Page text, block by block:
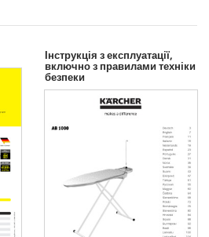
Інструкція з експлуатації,
включно з правилами техніки
безпеки